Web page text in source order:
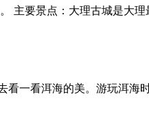
主要景点：大理古城是大
一看洱海的美。游玩洱